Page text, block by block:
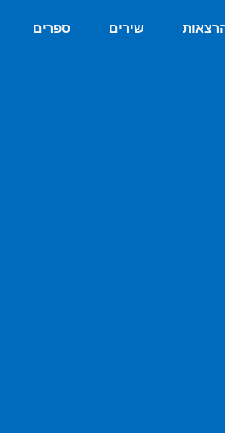
שירים ספרים